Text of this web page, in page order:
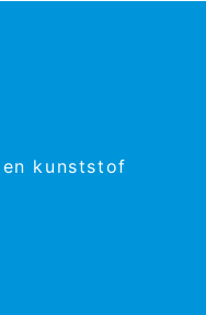
kunststof